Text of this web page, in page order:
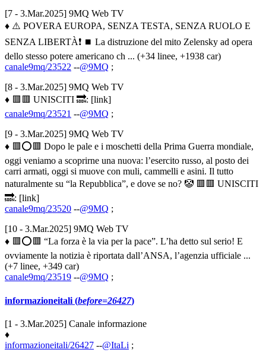
[7 - 3.Mar.2025] 9MQ Web TV
♦ ⚠️ POVERA EUROPA, SENZA TESTA, SENZA RUOLO E
SENZA LIBERTÀ❗️ ⏹️ La distruzione del mito Zelensky ad opera
dello stesso potere americano ch ... (+34 linee, +1938 car)
canale9mq/23522 --@9MQ ;
[8 - 3.Mar.2025] 9MQ Web TV
♦ 🟥🟥 UNISCITI 🔜: [link]
canale9mq/23521 --@9MQ ;
[9 - 3.Mar.2025] 9MQ Web TV
♦ 🟥⭕️🟥 Dopo le pale e i moschetti della Prima Guerra mondiale,
oggi veniamo a scoprirne una nuova: l’esercito russo, al posto dei
carri armati, oggi si muove con muli, cammelli e asini. Il tutto
naturalmente su “la Repubblica”, e dove se no? 🤡 🟥🟥 UNISCITI
🔜: [link]
canale9mq/23520 --@9MQ ;
[10 - 3.Mar.2025] 9MQ Web TV
♦ 🟥⭕️🟥 “La forza è la via per la pace”. L’ha detto sul serio! E
ovviamente la notizia è riportata dall’ANSA, l’agenzia ufficiale ...
(+7 linee, +349 car)
canale9mq/23519 --@9MQ ;
informazioneitali (before=26427)
[1 - 3.Mar.2025] Canale informazione
♦
informazioneitali/26427 --@ItaLi ;